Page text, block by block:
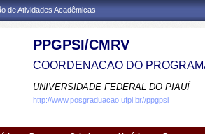
de Atividades Acadêmicas
PPGPSI/CMRV
COORDENACAO DO
UNIVERSIDADE FEDERAL DO PIAUÍ
http://www.posgraduacao.ufpi.br//ppgpsi